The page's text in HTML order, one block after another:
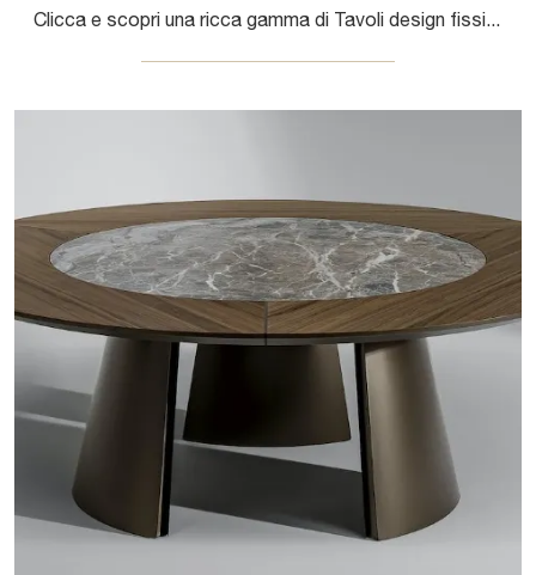
Clicca e scopri una ricca gamma di Tavoli design fissi da pranzo! Il modello Hippos Vetro di Bonaldo ti attende.